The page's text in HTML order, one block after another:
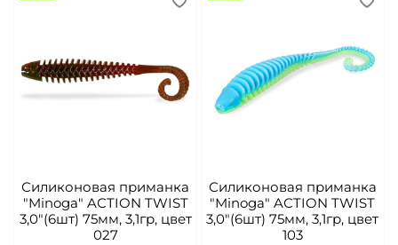
Силиконовая приманка
"Minoga" AСTION TWIST
3,0"(6шт) 75мм, 3,1гр, цвет
027
Силиконовая приманка
"Minoga" AСTION TWIST
3,0"(6шт) 75мм, 3,1гр, цвет
103